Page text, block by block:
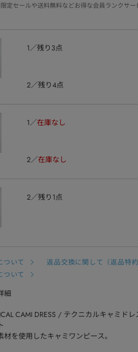
定セールや送料無料などお得な会員ランクサー
1 残り3点
2 残り4点
1 在庫なし
2 在庫なし
2 残り1点
ついて 返品交換に関して（返品特約
ついて
細
CAMI DRESS / テクニカルキャミドレ
材を使用したキャミワンピース。